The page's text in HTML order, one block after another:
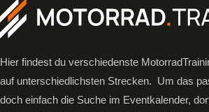
Hier findest du verschiedenste
auf unterschiedlichsten Strecken. Um das
doch einfach die Suche im Eventkalender,